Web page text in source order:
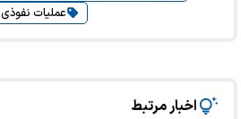
عملیات نفوذی
اخبار مرتبط